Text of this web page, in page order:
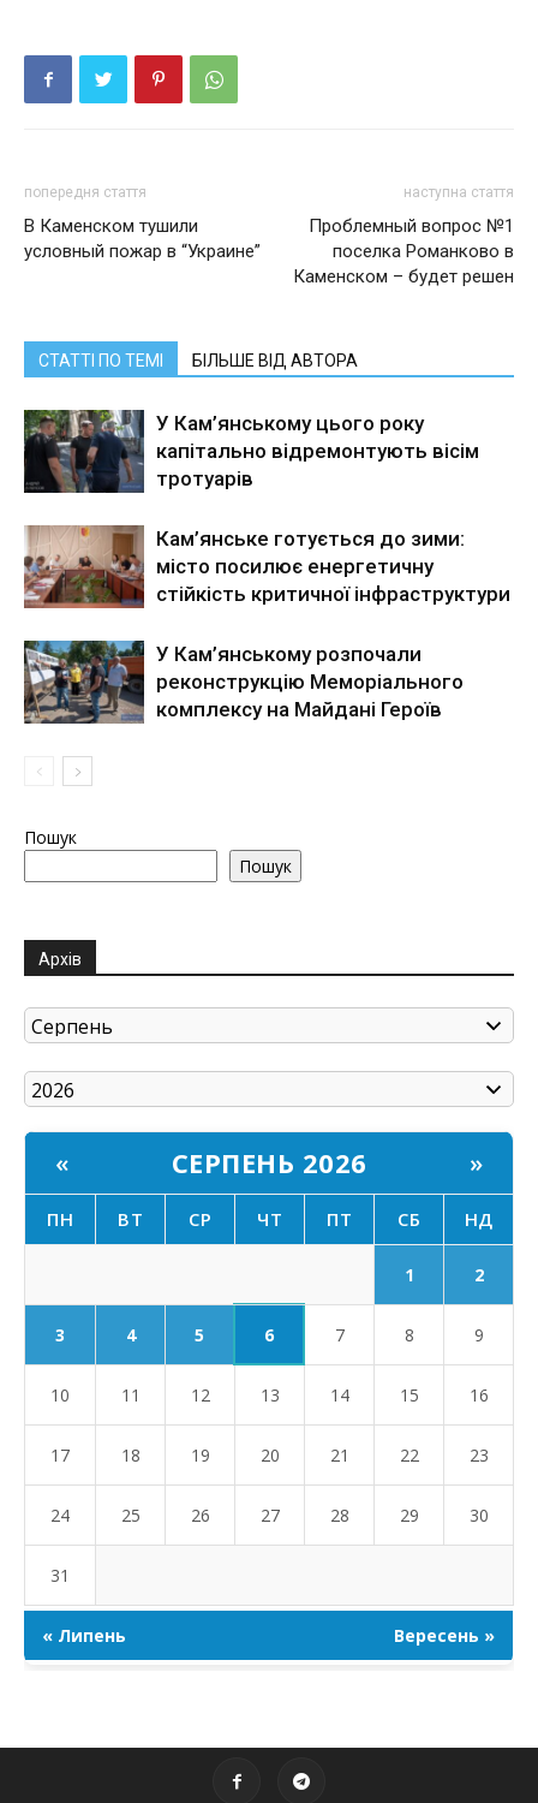
попередня стаття
В Каменском тушили
условный пожар в “Украине”
наступна стаття
Проблемный вопрос №1
поселка Романково в
Каменском – будет решен
СТАТТІ ПО ТЕМІ БІЛЬШЕ ВІД АВТОРА
У Кам’янському цього року
капітально відремонтують вісім
тротуарів
Кам’янське готується до зими:
місто посилює енергетичну
стійкість критичної інфраструктури
У Кам’янському розпочали
реконструкцію Меморіального
комплексу на Майдані Героїв
Пошук
Пошук
Архів
« СЕРПЕНЬ 2026 »
ПН ВТ СР ЧТ ПТ СБ НД
1 2
3 4 5 6 7 8 9
10 11 12 13 14 15 16
17 18 19 20 21 22 23
24 25 26 27 28 29 30
31
« Липень Вересень »